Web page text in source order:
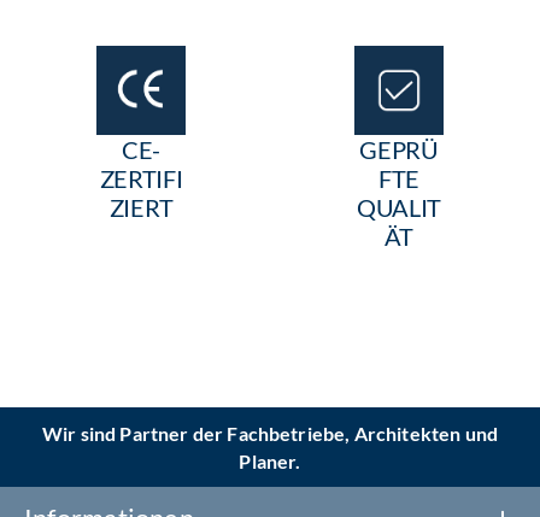
CE-
ZERTIFI
ZIERT
GEPRÜ
FTE
QUALIT
ÄT
Wir sind Partner der Fachbetriebe, Architekten und
Planer.